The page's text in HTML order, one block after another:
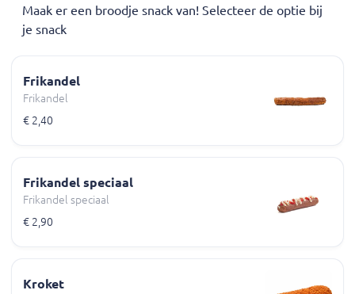
Maak er een broodje snack van! Selecteer de optie bij
je snack
Frikandel
Frikandel
€ 2,40
Frikandel speciaal
Frikandel speciaal
€ 2,90
Kroket